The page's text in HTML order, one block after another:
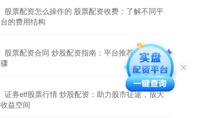
​股票配资怎么操作的 股票配资收费：了解不同平
台的费用结构
​股票配资合同 炒股配资指南：平台推荐与操作步
骤
​证券etf股票行情 炒股配资：助力股市征途，放大
收益空间